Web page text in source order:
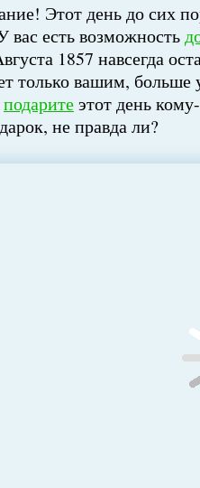
Этот день до сих
есть возможность
1857 навсегда
только вашим,
подаритеэтот день
не правда ли?